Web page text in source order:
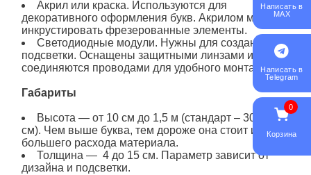
Акрил или краска. Используются для
декоративного оформления букв. Акрилом можно
инкрустировать фрезерованные элементы.
Светодиодные модули. Нужны для создания
подсветки. Оснащены защитными линзами и
соединяются проводами для удобного монтажа.
Габариты
Высота — от 10 см до 1,5 м (стандарт – 30–60
см). Чем выше буква, тем дороже она стоит из-за
большего расхода материала.
Толщина — 4 до 15 см. Параметр зависит от
дизайна и подсветки.
Написать в
MAX
Написать в
Telegram
0
Корзина